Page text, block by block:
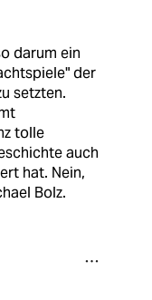
darum ein
der
setzten.
tolle
auch
hat. Nein,
Bolz.